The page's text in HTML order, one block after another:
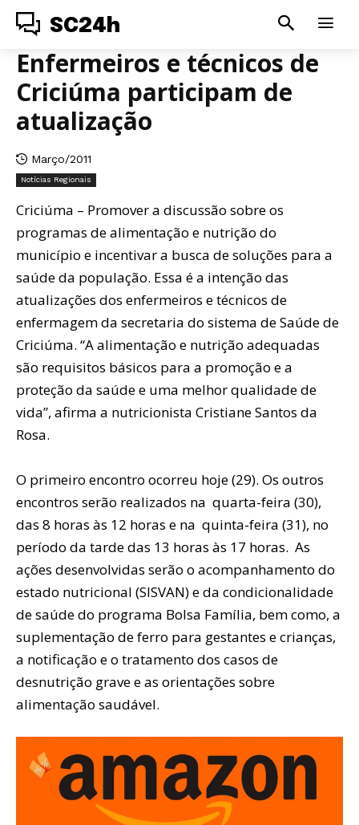
SC24h
Enfermeiros e técnicos de
Criciúma participam de
atualização
Março/2011
Notícias Regionais
Criciúma – Promover a discussão sobre os
programas de alimentação e nutrição do
município e incentivar a busca de soluções para a
saúde da população. Essa é a intenção das
atualizações dos enfermeiros e técnicos de
enfermagem da secretaria do sistema de Saúde de
Criciúma. “A alimentação e nutrição adequadas
são requisitos básicos para a promoção e a
proteção da saúde e uma melhor qualidade de
vida”, afirma a nutricionista Cristiane Santos da
Rosa.
O primeiro encontro ocorreu hoje (29). Os outros
encontros serão realizados na quarta-feira (30),
das 8 horas às 12 horas e na quinta-feira (31), no
período da tarde das 13 horas às 17 horas. As
ações desenvolvidas serão o acompanhamento do
estado nutricional (SISVAN) e da condicionalidade
de saúde do programa Bolsa Família, bem como, a
suplementação de ferro para gestantes e crianças,
a notificação e o tratamento dos casos de
desnutrição grave e as orientações sobre
alimentação saudável.